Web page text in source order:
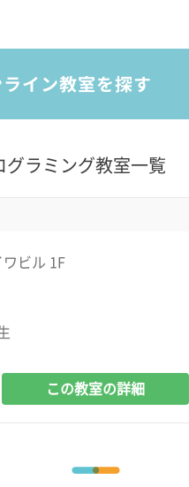
グラミング教室一覧
ビル 1F
この教室の詳細